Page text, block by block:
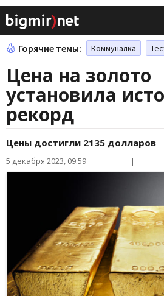
Горячие темы: Коммуналка
Цена на золото
установила
рекорд
Цены достигли 2135 долларов
5 декабря 2023, 09:59 |